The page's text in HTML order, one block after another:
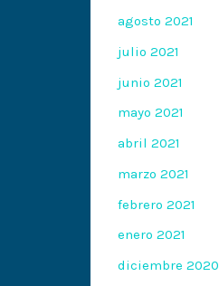
agosto 2021
julio 2021
junio 2021
mayo 2021
abril 2021
marzo 2021
febrero 2021
enero 2021
diciembre 2020